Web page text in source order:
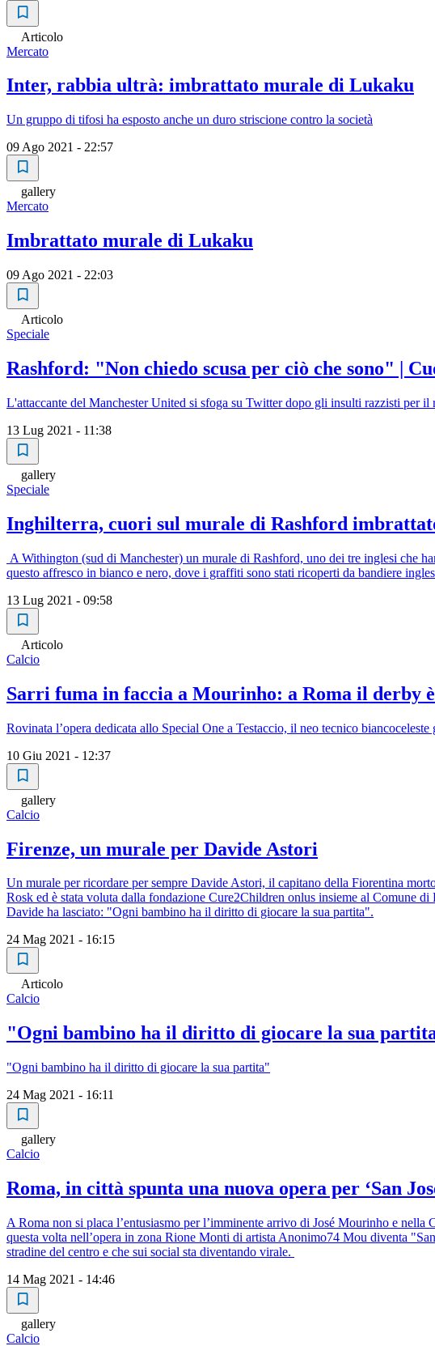
Articolo
Mercato
Inter, rabbia ultrà: imbrattato murale di Lukaku
Un gruppo di tifosi ha esposto anche un duro striscione contro la società
09 Ago 2021 - 22:57
gallery
Mercato
Imbrattato murale di Lukaku
09 Ago 2021 - 22:03
Articolo
Speciale
Rashford: "Non chiedo scusa per ciò che sono" |
L'attaccante del Manchester United si sfoga su Twitter dopo gli insulti razzisti per il
13 Lug 2021 - 11:38
gallery
Speciale
Inghilterra, cuori sul murale di Rashford
A Withington (sud di Manchester) un murale di Rashford, uno dei tre inglesi che
questo affresco in bianco e nero, dove i graffiti sono stati ricoperti da bandiere
13 Lug 2021 - 09:58
Articolo
Calcio
Sarri fuma in faccia a Mourinho: a Roma il derby
Rovinata l’opera dedicata allo Special One a Testaccio, il neo tecnico
10 Giu 2021 - 12:37
gallery
Calcio
Firenze, un murale per Davide Astori
Un murale per ricordare per sempre Davide Astori, il capitano della Fiorentina
Rosk ed è stata voluta dalla fondazione Cure2Children onlus insieme al Comune
Davide ha lasciato: "Ogni bambino ha il diritto di giocare la sua partita".
24 Mag 2021 - 16:15
Articolo
Calcio
"Ogni bambino ha il diritto di giocare la sua
"Ogni bambino ha il diritto di giocare la sua partita"
24 Mag 2021 - 16:11
gallery
Calcio
Roma, in città spunta una nuova opera per ‘San
A Roma non si placa l’entusiasmo per l’imminente arrivo di José Mourinho e
questa volta nell’opera in zona Rione Monti di artista Anonimo74 Mou diventa
stradine del centro e che sui social sta diventando virale.
14 Mag 2021 - 14:46
gallery
Calcio